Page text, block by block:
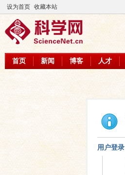
设为首页 收藏本站
首页 新闻 博客 人才
用户登录